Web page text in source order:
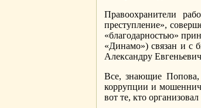
Правоохранители
преступление»,
«благодарностью»
«Динамо») связан и с
Александру
Все, знающие Попова,
коррупции и
вот те, кто